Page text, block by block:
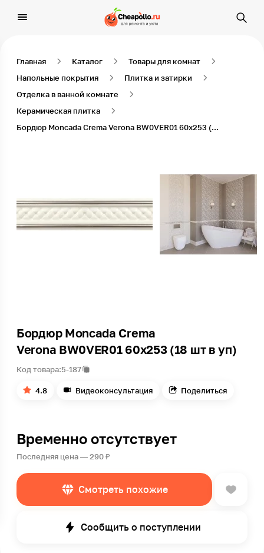
Главная Каталог
Товары для комнат
Напольные покрытия
Плитка и затирки
Отделка в ванной комнате
Керамическая плитка
Бордюр Moncada Crema Verona BW0VER01 60х253 (18 шт в уп)
Бордюр Moncada Crema
Verona BW0VER01 60х253 (18 шт в уп)
Код товара:5-187
4.8 Видеоконсультация Поделиться
Временно отсутствует
Последняя цена — 290 ₽
Смотреть похожие
Сообщить о поступлении